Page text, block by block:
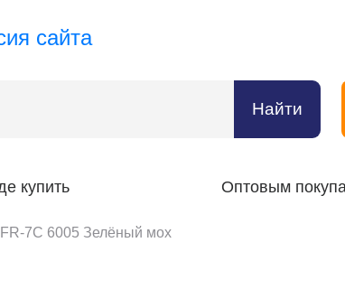
сайта
Найти
купить Оптовым
7C 6005 Зелёный мох